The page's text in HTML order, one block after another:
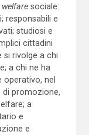
welfaresociale:
responsabili e
studiosi e
cittadini
si rivolge a chi
a chi ne ha
nel
di promozione,
a
e
e